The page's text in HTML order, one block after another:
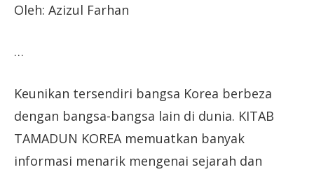
Oleh: Azizul Farhan
…
Keunikan tersendiri bangsa Korea berbeza
dengan bangsa-bangsa lain di dunia. KITAB
TAMADUN KOREA memuatkan banyak
informasi menarik mengenai sejarah dan